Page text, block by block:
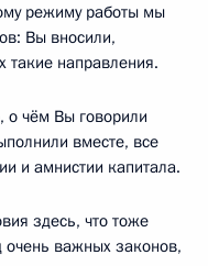
режиму работы мы
Вы вносили,
такие направления.
о чём Вы говорили
вместе, все
и амнистии капитала.
здесь, что тоже
очень важных законов,